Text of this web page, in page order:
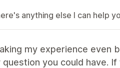
anything else I can help
my experience even
you could have. If